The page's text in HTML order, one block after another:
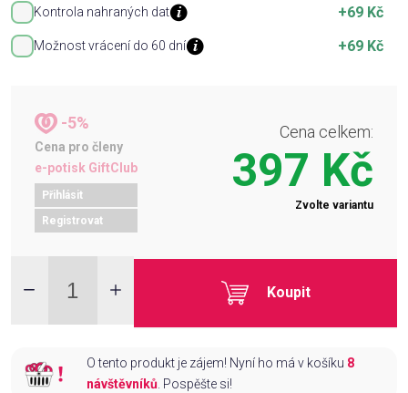
Kontrola nahraných dat +69 Kč
Možnost vrácení do 60 dní +69 Kč
-5%
Cena pro členy
e-potisk GiftClub
Přihlásit
Registrovat
Cena celkem:
397 Kč
Zvolte variantu
Koupit
O tento produkt je zájem! Nyní ho má v košíku 8
návštěvníků. Pospěšte si!